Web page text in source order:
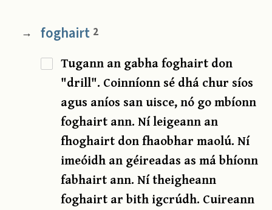
→ foghairt 2
Tugann an gabha foghairt don
"drill". Coinníonn sé dhá chur síos
agus aníos san uisce, nó go mbíonn
foghairt ann. Ní leigeann an
fhoghairt don fhaobhar maolú. Ní
imeóidh an géireadas as má bhíonn
fabhairt ann. Ní theigheann
foghairt ar bith igcrúdh. Cuireann